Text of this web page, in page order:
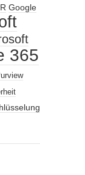
Google
365